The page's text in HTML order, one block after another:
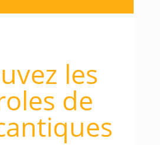
les
de